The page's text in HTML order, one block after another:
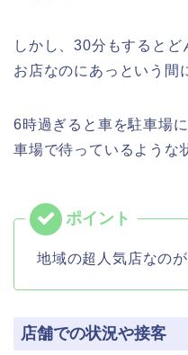
しかし、30分もすると
お店なのにあっという間
6時過ぎると車を駐車場
車場で待っているような
地域の超人気店なの
店舗での状況や接客